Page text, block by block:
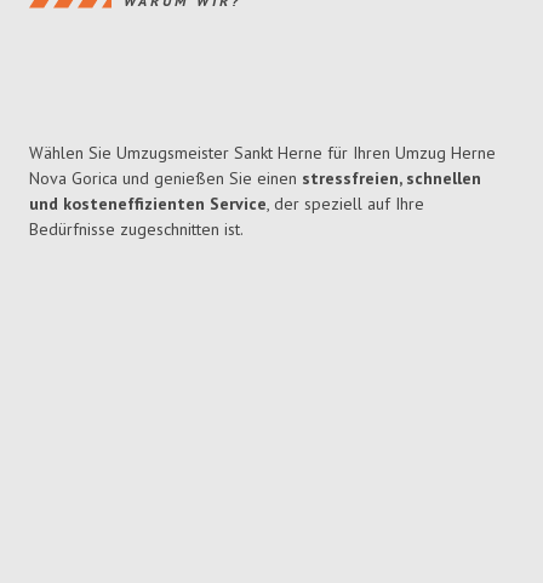
Wählen Sie Umzugsmeister Sankt Herne für Ihren Umzug Herne
Nova Gorica und genießen Sie einen stressfreien, schnellen
und kosteneffizienten Service, der speziell auf Ihre
Bedürfnisse zugeschnitten ist.